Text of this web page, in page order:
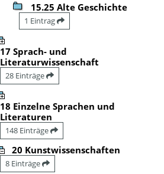
15.25 Alte Geschichte
1 Eintrag
17 Sprach- und
Literaturwissenschaft
28 Einträge
18 Einzelne Sprachen und
Literaturen
148 Einträge
20 Kunstwissenschaften
8 Einträge